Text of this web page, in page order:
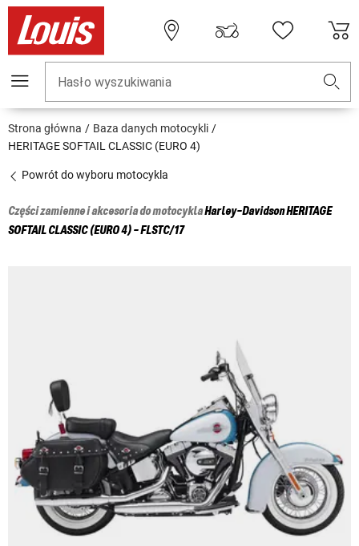
Hasło wyszukiwania
Strona główna
Baza danych motocykli
HERITAGE SOFTAIL CLASSIC (EURO 4)
Powrót do wyboru motocykla
Części zamienne i akcesoria do motocyklaHarley-DavidsonHERITAGE
SOFTAIL CLASSIC (EURO 4) - FLSTC/17